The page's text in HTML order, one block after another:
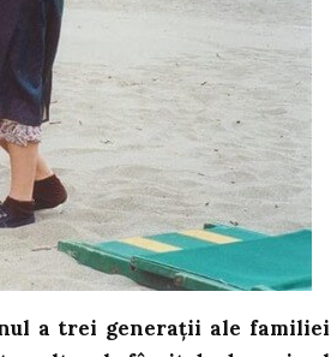
a trei generații ale familiei